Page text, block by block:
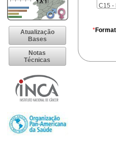
Atualização
Bases
Notas
Técnicas
C15 -
C17
C21 -
C26
*